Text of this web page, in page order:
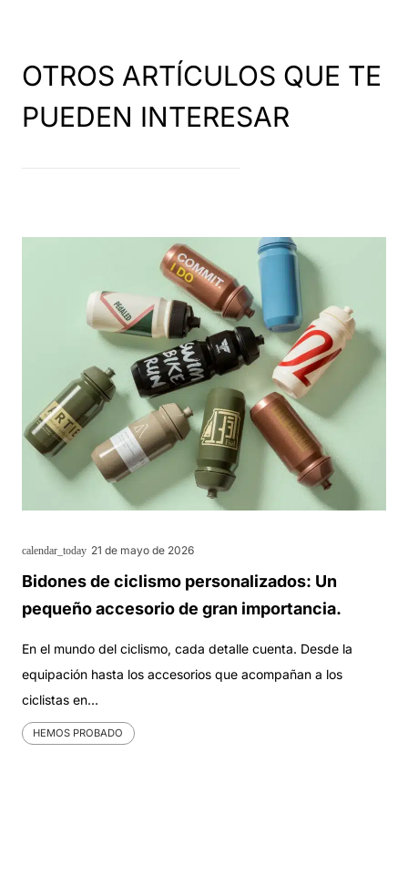
OTROS ARTÍCULOS QUE TE
PUEDEN INTERESAR
calendar_today 21 de mayo de 2026
Bidones de ciclismo personalizados: Un
pequeño accesorio de gran importancia.
En el mundo del ciclismo, cada detalle cuenta. Desde la
equipación hasta los accesorios que acompañan a los
ciclistas en…
HEMOS PROBADO